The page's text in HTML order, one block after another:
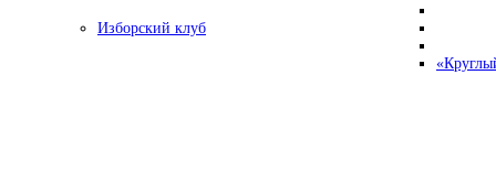
Изборский клуб